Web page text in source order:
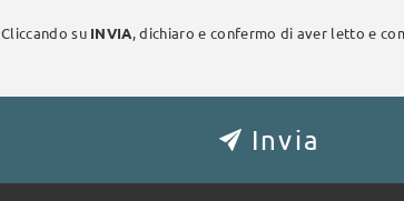
Cliccando su INVIA, dichiaro e confermo di aver letto e